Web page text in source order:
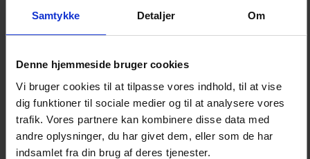
Samtykke Detaljer Om
Denne hjemmeside bruger cookies
Vi bruger cookies til at tilpasse vores indhold, til at vise
dig funktioner til sociale medier og til at analysere vores
trafik. Vores partnere kan kombinere disse data med
andre oplysninger, du har givet dem, eller som de har
indsamlet fra din brug af deres tjenester.
DEL & PRINT